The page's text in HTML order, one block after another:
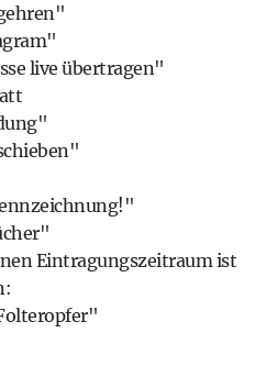
live übertragen"
Eintragungszeitraum ist